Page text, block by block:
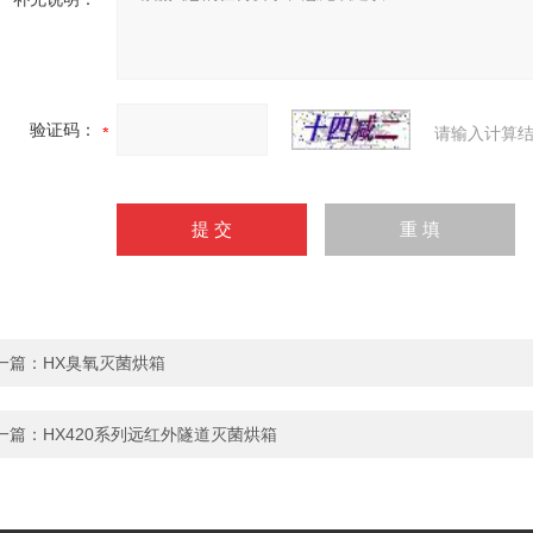
验证码： 请输入计算
篇： HX臭氧灭菌烘箱
篇： HX420系列远红外隧道灭菌烘箱